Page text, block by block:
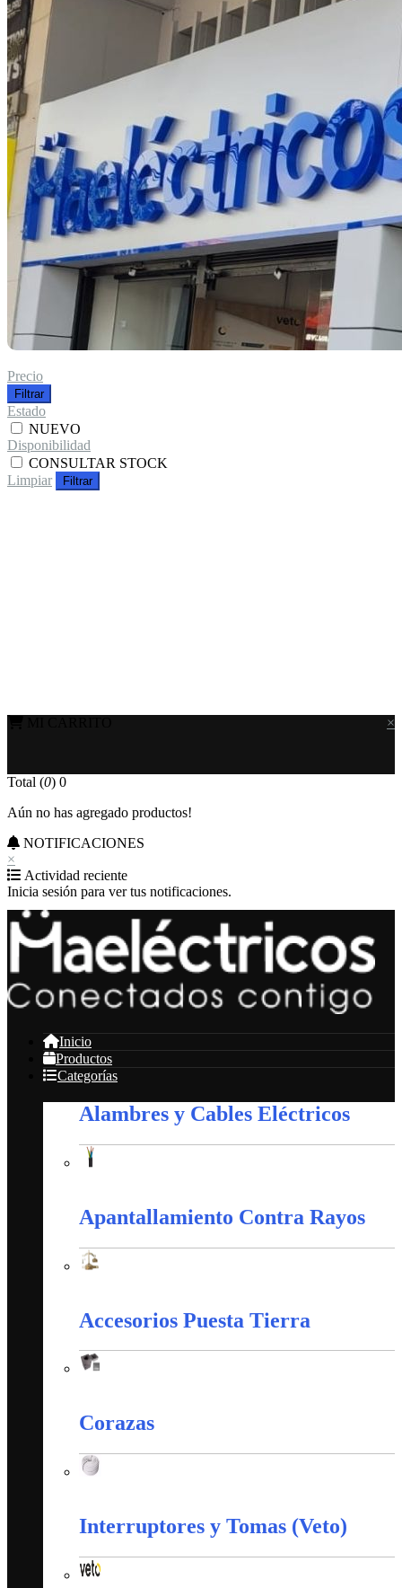
Precio
Filtrar
Estado
NUEVO
Disponibilidad
CONSULTAR STOCK
Limpiar
Filtrar
×
Total (0) 0
Aún no has agregado productos!
NOTIFICACIONES
×
Actividad reciente
Inicia sesión para ver tus notificaciones.
Inicio
Productos
Categorías
Alambres y Cables Eléctricos
Apantallamiento Contra Rayos
Accesorios Puesta Tierra
Corazas
Interruptores y Tomas (Veto)